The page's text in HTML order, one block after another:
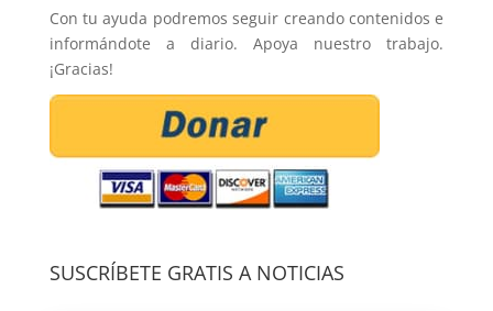
Con tu ayuda podremos seguir creando contenidos e
informándote a diario. Apoya nuestro trabajo.
¡Gracias!
SUSCRÍBETE GRATIS A NOTICIAS